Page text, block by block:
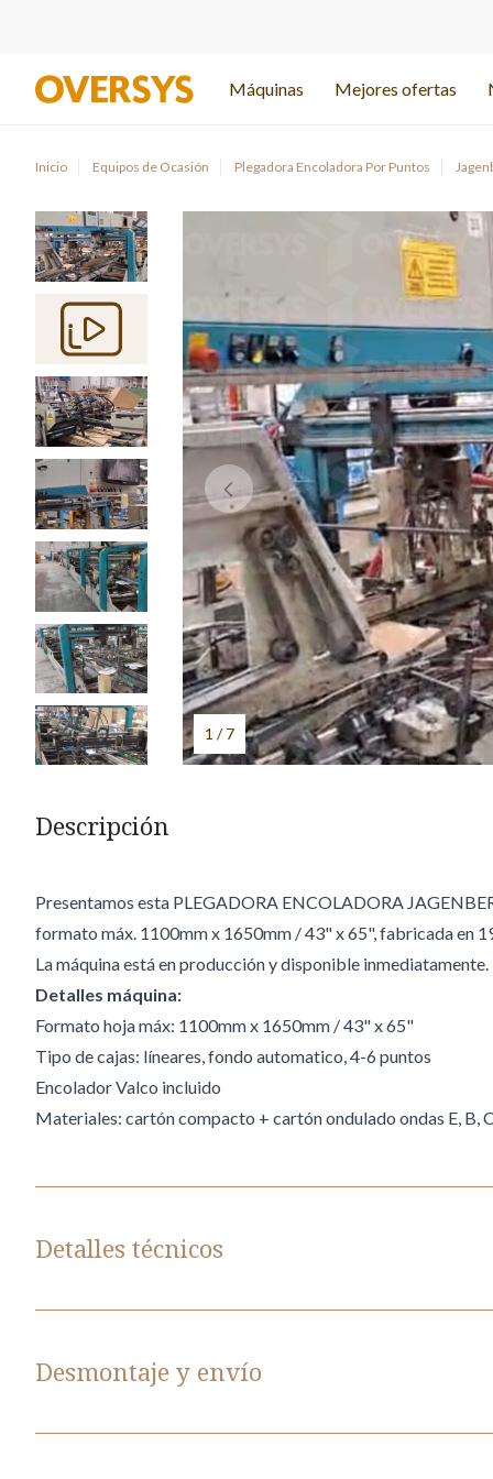
Máquinas Mejores ofertas
Inicio Equipos de Ocasión Plegadora Encoladora Por Puntos
1 / 7
Descripción
Presentamos esta PLEGADORA ENCOLADORA
formato máx. 1100mm x 1650mm / 43" x 65", fabricada en
La máquina está en producción y disponible inmediatamente.
Detalles máquina:
Formato hoja máx: 1100mm x 1650mm / 43" x 65"
Tipo de cajas: líneares, fondo automatico, 4-6 puntos
Encolador Valco incluido
Materiales: cartón compacto + cartón ondulado ondas E, B,
Detalles técnicos
Formato
Tipo PLEGADORA
Desmontaje y envío